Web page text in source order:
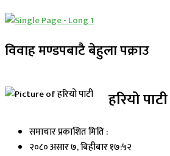
विवाह मण्डपबाटै बेहुला पक्राउ
हरियो पाटी
समाचार प्रकाशित मिति :
२०८० असार ७, बिहीबार १७:५२